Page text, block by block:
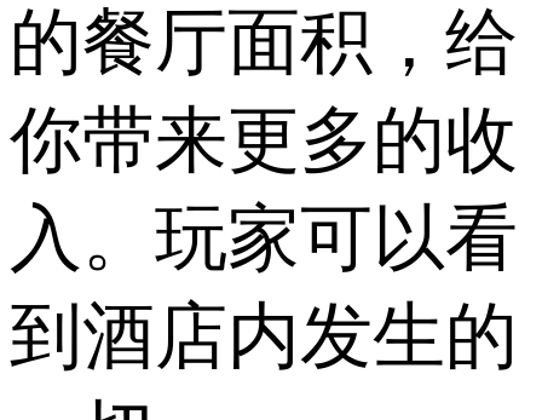
的餐厅面积，给
你带来更多的收
入。玩家可以看
到酒店内发生的